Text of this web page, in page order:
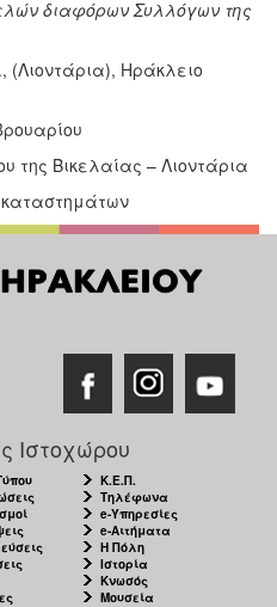
διαφόρων Συλλόγων της
(Λιοντάρια), Ηράκλειο
της Βικελαίας – Λιοντάρια
Ιστοχώρου
Κ.Ε.Π.
Τηλέφωνα
e-Υπηρεσίες
e-Αιτήματα
Η Πόλη
Ιστορία
Κνωσός
Μουσεία